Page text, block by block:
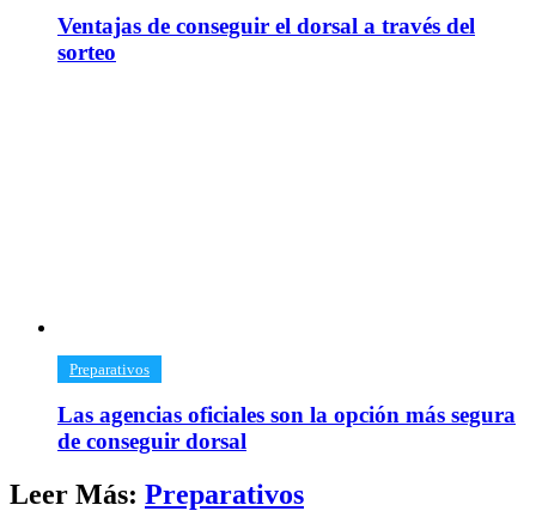
Ventajas de conseguir el dorsal a través del
sorteo
​Preparativos
Las agencias oficiales son la opción más segura
de conseguir dorsal
Leer Más: ​Preparativos